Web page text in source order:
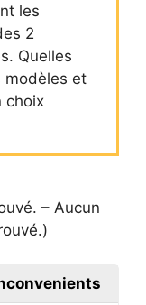
les
2
Quelles
modèles et
choix
– Aucun
)